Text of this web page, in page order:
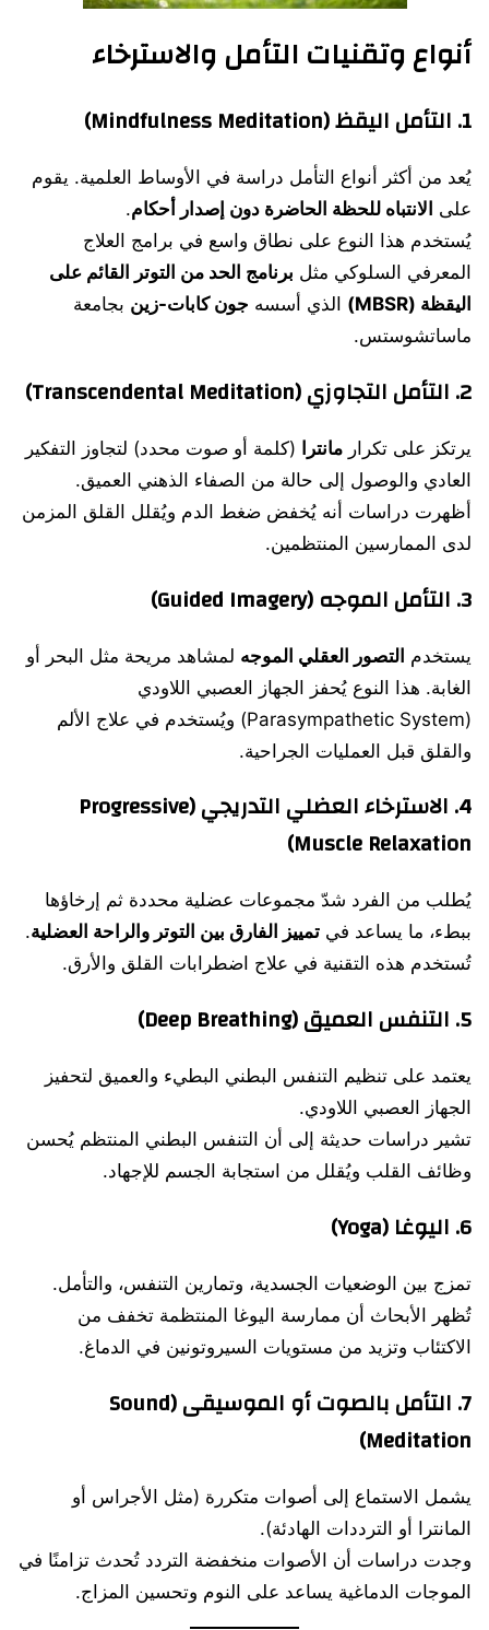
أنواع وتقنيات التأمل والاسترخاء
1. التأمل اليقظ (Mindfulness Meditation)
يُعد من أكثر أنواع التأمل دراسة في الأوساط العلمية. يقوم
على الانتباه للحظة الحاضرة دون إصدار أحكام.
يُستخدم هذا النوع على نطاق واسع في برامج العلاج
المعرفي السلوكي مثل برنامج الحد من التوتر القائم على
اليقظة (MBSR)
الذي أسسه جون كابات-زين بجامعة
ماساتشوستس.
2. التأمل التجاوزي (Transcendental Meditation)
يرتكز على تكرار مانترا (كلمة أو صوت محدد) لتجاوز التفكير
العادي والوصول إلى حالة من الصفاء الذهني العميق.
أظهرت دراسات أنه يُخفض ضغط الدم ويُقلل القلق المزمن
لدى الممارسين المنتظمين.
3. التأمل الموجه (Guided Imagery)
يستخدم التصور العقلي الموجه لمشاهد مريحة مثل البحر أو
الغابة. هذا النوع يُحفز الجهاز العصبي اللاودي
(Parasympathetic System) ويُستخدم في علاج الألم
والقلق قبل العمليات الجراحية.
4.
الاسترخاء العضلي التدريجي (Progressive
Muscle Relaxation)
يُطلب من الفرد شدّ مجموعات عضلية محددة ثم إرخاؤها
ببطء، ما يساعد في تمييز الفارق بين التوتر والراحة العضلية.
تُستخدم هذه التقنية في علاج اضطرابات القلق والأرق.
5. التنفس العميق (Deep Breathing)
يعتمد على تنظيم التنفس البطني البطيء والعميق لتحفيز
الجهاز العصبي اللاودي.
تشير دراسات حديثة إلى أن التنفس البطني المنتظم يُحسن
وظائف القلب ويُقلل من استجابة الجسم للإجهاد.
6. اليوغا (Yoga)
تمزج بين الوضعيات الجسدية، وتمارين التنفس، والتأمل.
تُظهر الأبحاث أن ممارسة اليوغا المنتظمة تخفف من
الاكتئاب وتزيد من مستويات السيروتونين في الدماغ.
7.
التأمل بالصوت أو الموسيقى (Sound
Meditation)
يشمل الاستماع إلى أصوات متكررة (مثل الأجراس أو
المانترا أو الترددات الهادئة).
وجدت دراسات أن الأصوات منخفضة التردد تُحدث تزامنًا في
الموجات الدماغية يساعد على النوم وتحسين المزاج.